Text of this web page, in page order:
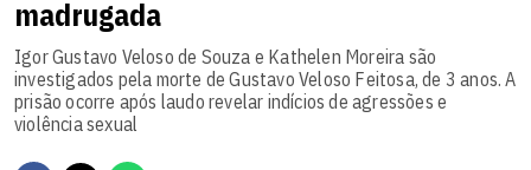
madrugada
Igor Gustavo Veloso de Souza e Kathelen Moreira são
investigados pela morte de Gustavo Veloso Feitosa, de 3 anos. A
prisão ocorre após laudo revelar indícios de agressões e
violência sexual